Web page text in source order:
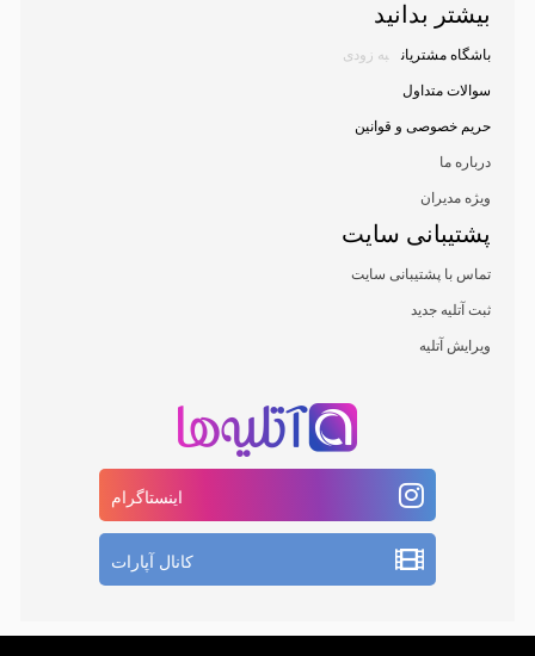
بیشتر بدانید
باشگاه مشتریان به زودی
سوالات متداول
حریم خصوصی و قوانین
درباره ما
ویژه مدیران
پشتیبانی سایت
تماس با پشتیبانی سایت
ثبت آتلیه جدید
ویرایش آتلیه
اینستاگرام
کانال آپارات